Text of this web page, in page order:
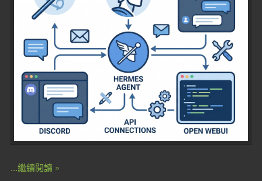
...繼續閱讀 »